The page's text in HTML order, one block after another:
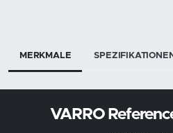
MERKMALE
VARRO